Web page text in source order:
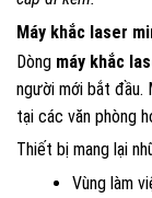
Máy khắc laser
Dòng máy khắc
người mới bắt đầu.
tại các văn phòng
Thiết bị mang lại
Vùng làm